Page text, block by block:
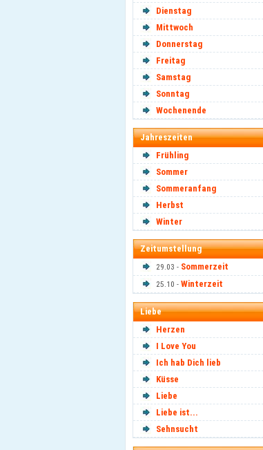
Dienstag
Mittwoch
Donnerstag
Freitag
Samstag
Sonntag
Wochenende
Jahreszeiten
Frühling
Sommer
Sommeranfang
Herbst
Winter
Zeitumstellung
29.03 - Sommerzeit
25.10 - Winterzeit
Liebe
Herzen
I Love You
Ich hab Dich lieb
Küsse
Liebe
Liebe ist...
Sehnsucht